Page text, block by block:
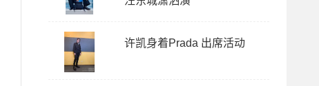
许凯身着Prada 出席活动